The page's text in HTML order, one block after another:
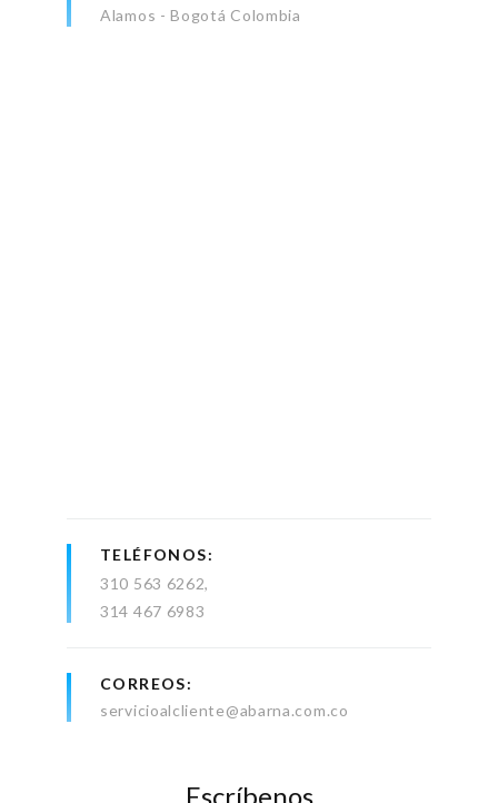
Alamos - Bogotá Colombia
TELÉFONOS
310 563 6262
314 467 6983
CORREOS
servicioalcliente@abarna.com.co
Escríbenos